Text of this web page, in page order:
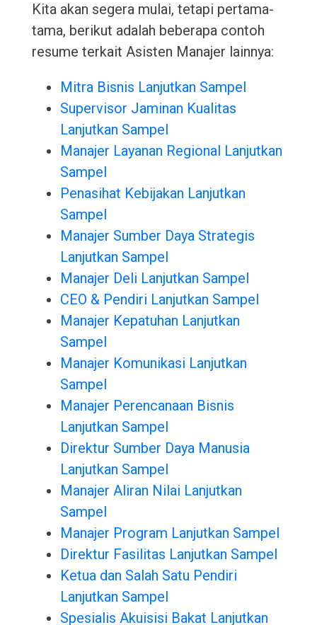
Kita akan segera mulai, tetapi pertama-
tama, berikut adalah beberapa contoh
resume terkait Asisten Manajer lainnya:
Mitra Bisnis Lanjutkan Sampel
Supervisor Jaminan Kualitas
Lanjutkan Sampel
Manajer Layanan Regional Lanjutkan
Sampel
Penasihat Kebijakan Lanjutkan
Sampel
Manajer Sumber Daya Strategis
Lanjutkan Sampel
Manajer Deli Lanjutkan Sampel
CEO & Pendiri Lanjutkan Sampel
Manajer Kepatuhan Lanjutkan
Sampel
Manajer Komunikasi Lanjutkan
Sampel
Manajer Perencanaan Bisnis
Lanjutkan Sampel
Direktur Sumber Daya Manusia
Lanjutkan Sampel
Manajer Aliran Nilai Lanjutkan
Sampel
Manajer Program Lanjutkan Sampel
Direktur Fasilitas Lanjutkan Sampel
Ketua dan Salah Satu Pendiri
Lanjutkan Sampel
Spesialis Akuisisi Bakat Lanjutkan